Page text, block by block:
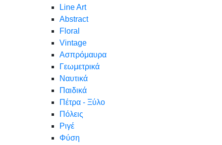
Line Art
Abstract
Floral
Vintage
Ασπρόμαυρα
Γεωμετρικά
Ναυτικά
Παιδικά
Πέτρα - Ξύλο
Πόλεις
Ριγέ
Φύση